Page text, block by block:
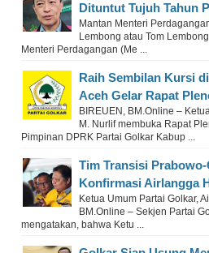
Dituntut Tujuh Tahun
Mantan Menteri
Lembong atau Tom
Menteri Perdagangan (Me ...
Raih Sembilan Kursi
Aceh Gelar Rapat
BIREUEN, BM.Online –
M. Nurlif membuka Rapat
Pimpinan DPRK Partai Golkar Kabup ...
Tim Transisi
Konfirmasi Airlangga
Ketua Umum Partai Golkar,
BM.Online – Sekjen Partai
mengatakan, bahwa Ketu ...